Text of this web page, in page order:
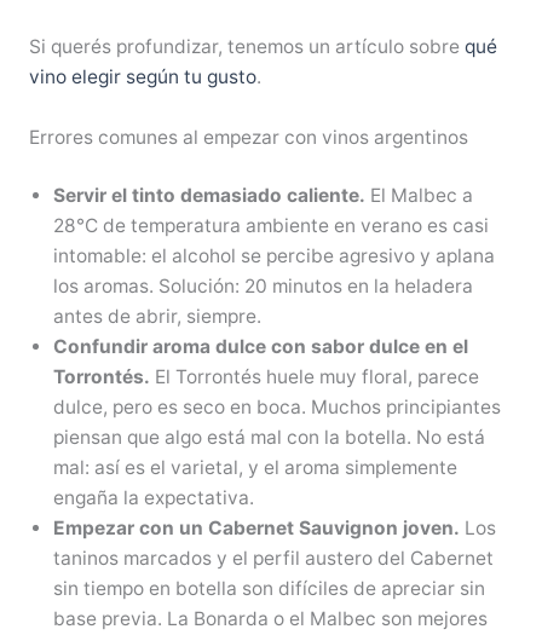
Si querés profundizar, tenemos un artículo sobre qué
vino elegir según tu gusto.
Errores comunes al empezar con vinos argentinos
Servir el tinto demasiado caliente. El Malbec a
28°C de temperatura ambiente en verano es casi
intomable: el alcohol se percibe agresivo y aplana
los aromas. Solución: 20 minutos en la heladera
antes de abrir, siempre.
Confundir aroma dulce con sabor dulce en el
Torrontés. El Torrontés huele muy floral, parece
dulce, pero es seco en boca. Muchos principiantes
piensan que algo está mal con la botella. No está
mal: así es el varietal, y el aroma simplemente
engaña la expectativa.
Empezar con un Cabernet Sauvignon joven. Los
taninos marcados y el perfil austero del Cabernet
sin tiempo en botella son difíciles de apreciar sin
base previa. La Bonarda o el Malbec son mejores